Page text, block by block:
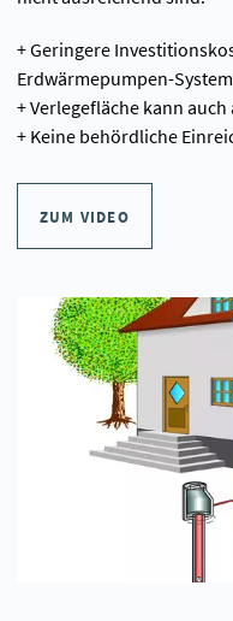
+ Geringere
Erdwärmepumpen-
+ Verlegefläche kann
+ Keine behördliche
ZUM VIDEO